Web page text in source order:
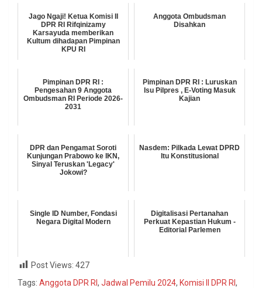
Jago Ngaji! Ketua Komisi II
DPR RI Rifqinizamy
Karsayuda memberikan
Kultum dihadapan Pimpinan
KPU RI
Anggota Ombudsman
Disahkan
Pimpinan DPR RI :
Pengesahan 9 Anggota
Ombudsman RI Periode 2026-
2031
Pimpinan DPR RI : Luruskan
Isu Pilpres , E-Voting Masuk
Kajian
DPR dan Pengamat Soroti
Kunjungan Prabowo ke IKN,
Sinyal Teruskan 'Legacy'
Jokowi?
Nasdem: Pilkada Lewat DPRD
Itu Konstitusional
Single ID Number, Fondasi
Negara Digital Modern
Digitalisasi Pertanahan
Perkuat Kepastian Hukum -
Editorial Parlemen
Post Views: 427
Tags: Anggota DPR RI , Jadwal Pemilu 2024, Komisi II DPR RI ,